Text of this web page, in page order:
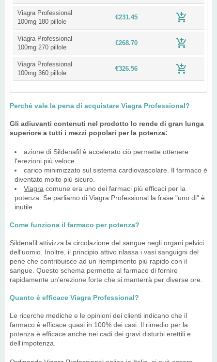
Viagra Professional
100mg 180 pillole
€231.45
Viagra Professional
100mg 270 pillole
€268.70
Viagra Professional
100mg 360 pillole
€326.56
Perché vale la pena di acquistare Viagra Professional?
Gli adiuvanti contenuti nel prodotto lo rende di gran lunga
superiore a tutti i mezzi popolari per la potenza:
azione di Sildenafil è accelerato ciò permette ottenere
l'erezioni più veloce.
carico minimizzato sul sistema cardiovascolare. Il farmaco è
diventato molto più sicuro.
Viagra comune era uno dei farmaci più efficaci per la
potenza. Se parliamo di Viagra Professional la frase "uno di" è
inutile
Come funziona il farmaco per potenza?
Sildenafil attivizza la circolazione del sangue negli organi pelvici
dell'uomio. Inoltre, il principio attivo rilassa i vasi sanguigni del
pene che contribuisce ad un riempimento più rapido con il
sangue. Questo schema permette al farmaco di fornire
rapidamente un'erezione forte che si manterrà per diverse ore.
Quanto è efficace Viagra Professional?
Le ricerche mediche e le opinioni dei clienti indicano che il
farmaco è efficace quasi in 100% dei casi. Il rimedio per la
potenza è efficace anche nei cadi dei gravi disturbi erettili e
dell'impotenza.